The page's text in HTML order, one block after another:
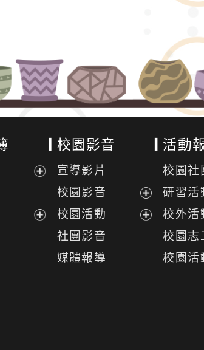
選
校園影音
宣導影片
校園影音
展
校園活動
社團影音
媒體報導
活動
校園社
研習活
校外活
校園志
校園活